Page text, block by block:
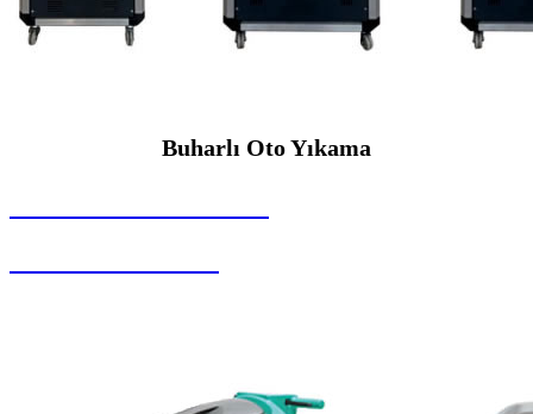
Buharlı Oto Yıkama